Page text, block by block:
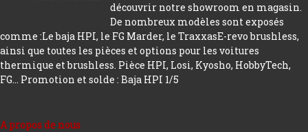
découvrir notre showroom en magasin.
De nombreux modèles sont exposés
comme :Le baja HPI, le FG Marder, le TraxxasE-revo brushless,
ainsi que toutes les pièces et options pour les voitures
thermique et brushless. Pièce HPI, Losi, Kyosho, HobbyTech,
FG... Promotion et solde : Baja HPI 1/5
A propos de nous